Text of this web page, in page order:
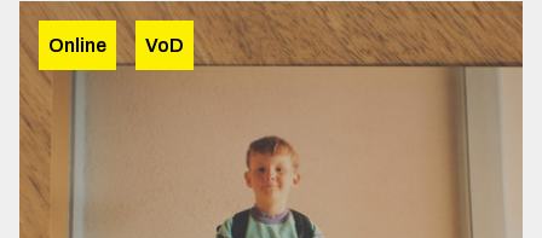
Online VoD